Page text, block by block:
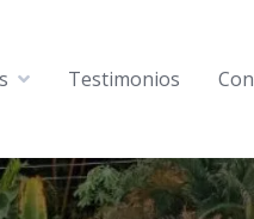
Testimonios